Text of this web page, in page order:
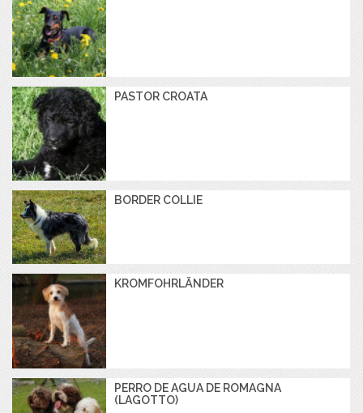
PASTOR CROATA
BORDER COLLIE
KROMFOHRLÄNDER
PERRO DE AGUA DE ROMAGNA
(LAGOTTO)